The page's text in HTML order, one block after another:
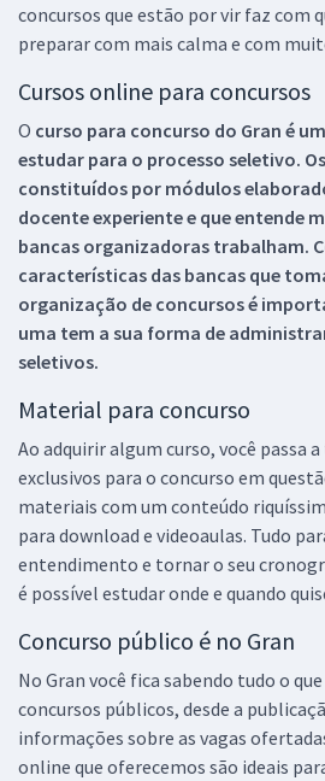
concursos que estão por vir faz com
preparar com mais calma e com
Cursos online para concursos
O curso para concurso do Gran é
estudar para o processo seletivo.
constituídos por módulos
docente experiente e que entende
bancas organizadoras trabalham.
características das bancas que
organização de concursos é
uma tem a sua forma de
seletivos.
Material para concurso
Ao adquirir algum curso, você passa
exclusivos para o concurso em
materiais com um conteúdo
para download e videoaulas. Tudo
entendimento e tornar o seu
é possível estudar onde e quando
Concurso público é no Gran
No Gran você fica sabendo tudo o
concursos públicos, desde a
informações sobre as vagas
online que oferecemos são ideais